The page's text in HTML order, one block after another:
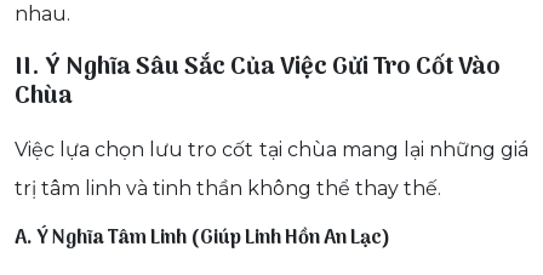
nhau.
II. Ý Nghĩa Sâu Sắc Của Việc Gửi Tro Cốt Vào
Chùa
Việc lựa chọn lưu tro cốt tại chùa mang lại những giá
trị tâm linh và tinh thần không thể thay thế.
A. Ý Nghĩa Tâm Linh (Giúp Linh Hồn An Lạc)